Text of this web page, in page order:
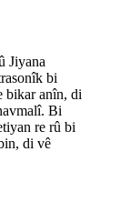
Jiyana
bi
bikar anîn, di
Bi
re rû bi
di vê